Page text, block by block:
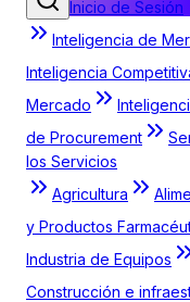
Inicio de Sesión
Inteligencia de
Inteligencia
Mercado
de Procurement
los Servicios
Agricultura
y Productos
Industria de Equipos
Construcción e